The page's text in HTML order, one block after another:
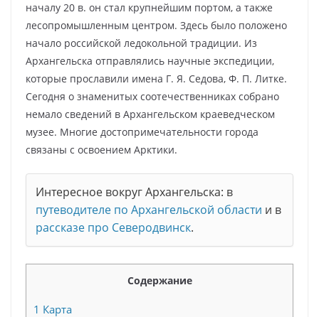
началу 20 в. он стал крупнейшим портом, а также
лесопромышленным центром. Здесь было положено
начало российской ледокольной традиции. Из
Архангельска отправлялись научные экспедиции,
которые прославили имена Г. Я. Седова, Ф. П. Литке.
Сегодня о знаменитых соотечественниках собрано
немало сведений в Архангельском краеведческом
музее. Многие достопримечательности города
связаны с освоением Арктики.
Интересное вокруг Архангельска: в
путеводителе по Архангельской области и в
рассказе про Северодвинск.
Содержание
1 Карта